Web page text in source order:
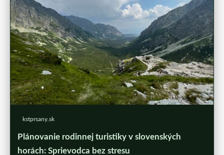
kstprsany.sk
Plánovanie rodinnej turistiky v slovenských
horách: Sprievodca bez stresu